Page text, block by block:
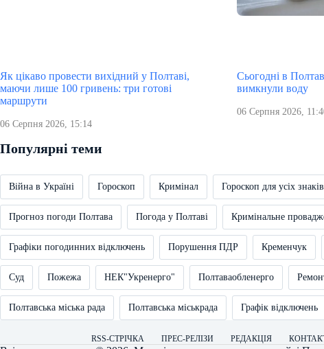
Як цікаво провести вихідний у Полтаві,
маючи лише 100 гривень: три готові
маршрути
06 Серпня 2026, 15:14
Сьогодні в
вимкнули воду
06 Серпня 2026,
Популярні теми
Війна в Україні Гороскоп Кримінал Гороскоп для усіх
Прогноз погоди Полтава Погода у Полтаві Кримінальне
Графіки погодинних відключень Порушення ПДР Кременчук
Суд Пожежа НЕК"Укренерго" Полтаваобленерго
Полтавська міська рада Полтавська міськрада Графік відключень
RSS-СТРІЧКА ПРЕС-РЕЛІЗИ РЕДАКЦІЯ